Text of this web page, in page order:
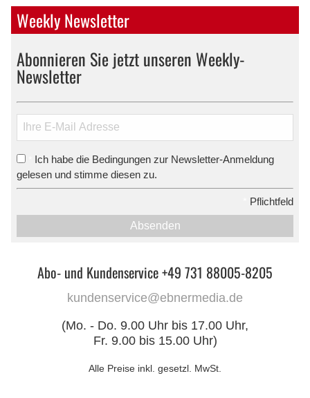
Weekly Newsletter
Abonnieren Sie jetzt unseren Weekly-
Newsletter
Ich habe die Bedingungen zur Newsletter-Anmeldung
gelesen und stimme diesen zu.
Pflichtfeld
Absenden
Abo- und Kundenservice +49 731 88005-8205
kundenservice@ebnermedia.de
(Mo. - Do. 9.00 Uhr bis 17.00 Uhr,
Fr. 9.00 bis 15.00 Uhr)
Alle Preise inkl. gesetzl. MwSt.